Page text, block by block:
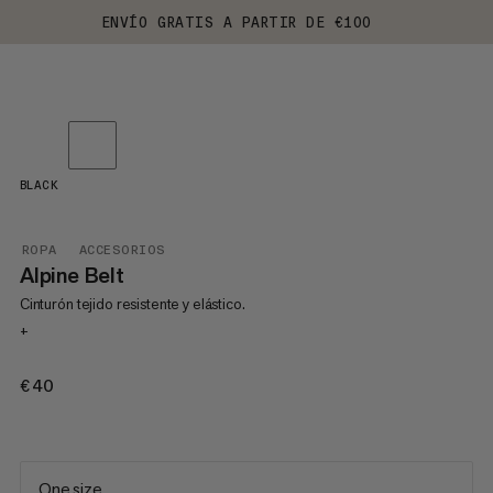
ENVÍO GRATIS A PARTIR DE €100
ROPA ACCESORIOS
Alpine Belt
Cinturón tejido resistente y elástico.
+
€40
BLACK